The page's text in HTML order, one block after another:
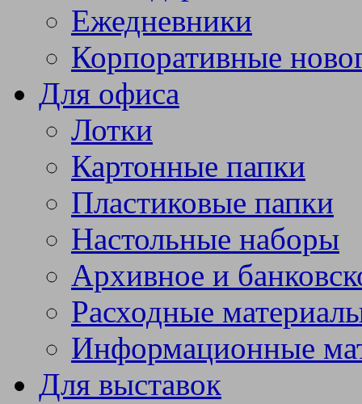
Ежедневники
Корпоративные
Для офиса
Лотки
Картонные папки
Пластиковые папки
Настольные наборы
Архивное и
Расходные
Информационные
Для выставок